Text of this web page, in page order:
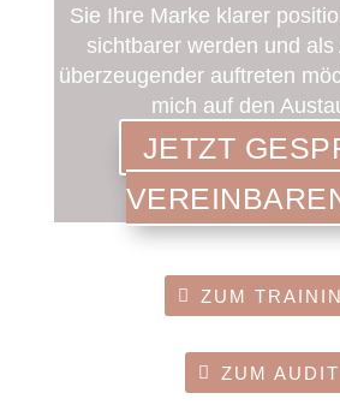
Sie Ihre Marke klarer
sichtbarer werden und
überzeugender auftreten
mich auf den
JETZT
ZUM
ZUM AUDIT